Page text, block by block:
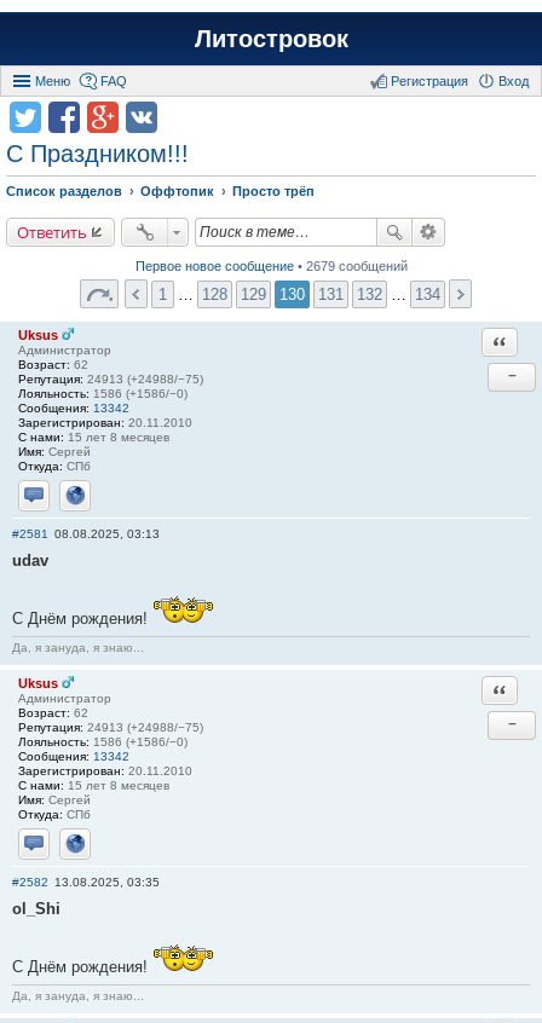
Литостровок
Меню FAQ Вход
Регистрация
С Праздником!!!
Список разделов Оффтопик Просто трёп
Ответить
Первое новое сообщение• 2679 сообщений
1 128 129 130 131 132 134
Uksus
Администратор
Возраст: 62
Репутация: 24913 (+24988/−75)
Лояльность: 1586 (+1586/−0)
Сообщения: 13342
Зарегистрирован: 20.11.2010
С нами: 15 лет 8 месяцев
Имя: Сергей
Откуда: СПб
Отправить личное сообщение
Сайт
−
#2581 08.08.2025, 03:13
udav
С Днём рождения!
Да, я зануда, я знаю...
Uksus
Администратор
Возраст: 62
Репутация: 24913 (+24988/−75)
Лояльность: 1586 (+1586/−0)
Сообщения: 13342
Зарегистрирован: 20.11.2010
С нами: 15 лет 8 месяцев
Имя: Сергей
Откуда: СПб
Отправить личное сообщение
Сайт
−
#2582 13.08.2025, 03:35
ol_Shi
С Днём рождения!
Да, я зануда, я знаю...